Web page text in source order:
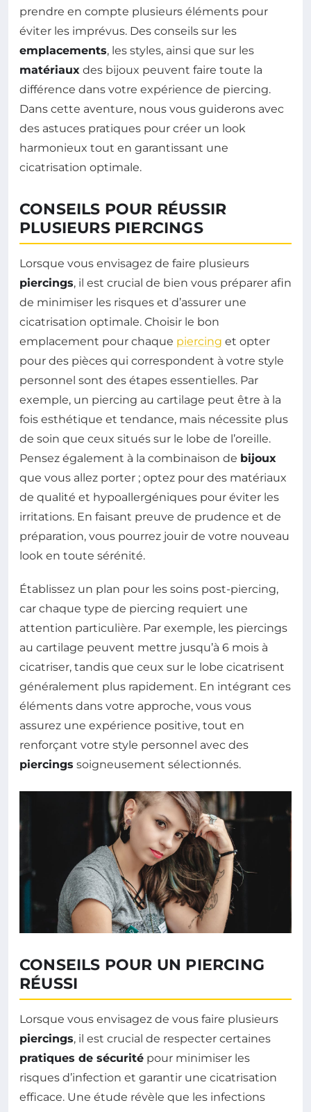
prendre en compte plusieurs éléments pour
éviter les imprévus. Des conseils sur les
emplacements, les styles, ainsi que sur les
matériaux des bijoux peuvent faire toute la
différence dans votre expérience de piercing.
Dans cette aventure, nous vous guiderons avec
des astuces pratiques pour créer un look
harmonieux tout en garantissant une
cicatrisation optimale.
CONSEILS POUR RÉUSSIR
PLUSIEURS PIERCINGS
Lorsque vous envisagez de faire plusieurs
piercings, il est crucial de bien vous préparer afin
de minimiser les risques et d’assurer une
cicatrisation optimale. Choisir le bon
emplacement pour chaque piercing et opter
pour des pièces qui correspondent à votre style
personnel sont des étapes essentielles. Par
exemple, un piercing au cartilage peut être à la
fois esthétique et tendance, mais nécessite plus
de soin que ceux situés sur le lobe de l’oreille.
Pensez également à la combinaison de bijoux
que vous allez porter ; optez pour des matériaux
de qualité et hypoallergéniques pour éviter les
irritations. En faisant preuve de prudence et de
préparation, vous pourrez jouir de votre nouveau
look en toute sérénité.
Établissez un plan pour les soins post-piercing,
car chaque type de piercing requiert une
attention particulière. Par exemple, les piercings
au cartilage peuvent mettre jusqu’à 6 mois à
cicatriser, tandis que ceux sur le lobe cicatrisent
généralement plus rapidement. En intégrant ces
éléments dans votre approche, vous vous
assurez une expérience positive, tout en
renforçant votre style personnel avec des
piercings soigneusement sélectionnés.
CONSEILS POUR UN PIERCING
RÉUSSI
Lorsque vous envisagez de vous faire plusieurs
piercings, il est crucial de respecter certaines
pratiques de sécurité pour minimiser les
risques d’infection et garantir une cicatrisation
efficace. Une étude révèle que les infections